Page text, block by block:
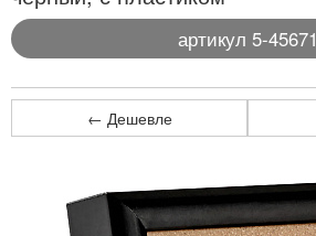
артикул 5-45671
← Дешевле